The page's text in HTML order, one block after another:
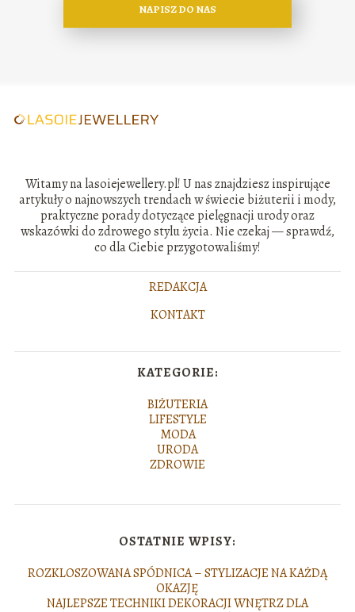
NAPISZ DO NAS
Witamy na lasoiejewellery.pl! U nas znajdziesz inspirujące
artykuły o najnowszych trendach w świecie biżuterii i mody,
praktyczne porady dotyczące pielęgnacji urody oraz
wskazówki do zdrowego stylu życia. Nie czekaj — sprawdź,
co dla Ciebie przygotowaliśmy!
REDAKCJA
KONTAKT
KATEGORIE:
BIŻUTERIA
LIFESTYLE
MODA
URODA
ZDROWIE
OSTATNIE WPISY:
ROZKLOSZOWANA SPÓDNICA – STYLIZACJE NA KAŻDĄ
OKAZJĘ
NAJLEPSZE TECHNIKI DEKORACJI WNĘTRZ DLA